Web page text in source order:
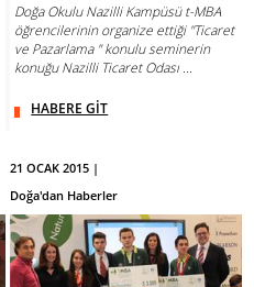
Doğa Okulu Nazilli Kampüsü t-MBA
öğrencilerinin organize ettiği ''Ticaret
ve Pazarlama " konulu seminerin
konuğu Nazilli Ticaret Odası ...
HABERE GİT
21 OCAK 2015 |
Doğa'dan Haberler